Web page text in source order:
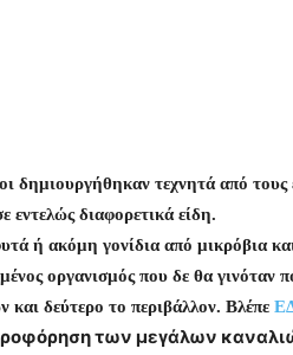
δημιουργήθηκαν τεχνητά από
διαφορετικά είδη.
ή ακόμη γονίδια από μικρόβια
οργανισμός που δε θα γινόταν
δεύτερο το περιβάλλον. Βλέπε
των μεγάλων